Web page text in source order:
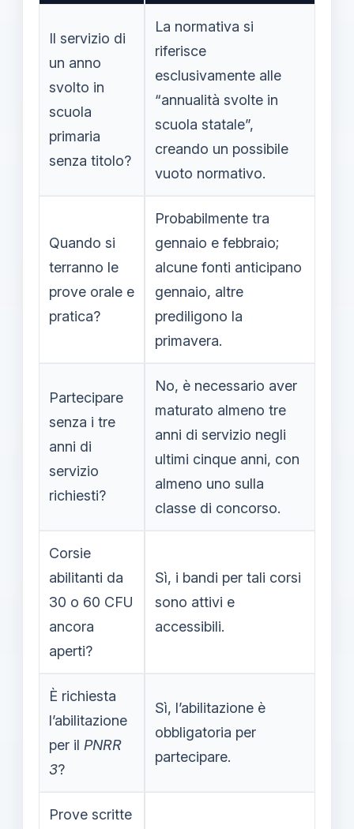
Il servizio di
un anno
svolto in
scuola
primaria
senza titolo?
La normativa si
riferisce
esclusivamente alle
“annualità svolte in
scuola statale”,
creando un possibile
vuoto normativo.
Quando si
terranno le
prove orale e
pratica?
Probabilmente tra
gennaio e febbraio;
alcune fonti anticipano
gennaio, altre
prediligono la
primavera.
Partecipare
senza i tre
anni di
servizio
richiesti?
No, è necessario aver
maturato almeno tre
anni di servizio negli
ultimi cinque anni, con
almeno uno sulla
classe di concorso.
Corsie
abilitanti da
30 o 60 CFU
ancora
aperti?
Sì, i bandi per tali corsi
sono attivi e
accessibili.
È richiesta
l’abilitazione
per il PNRR
3?
Sì, l’abilitazione è
obbligatoria per
partecipare.
Prove scritte